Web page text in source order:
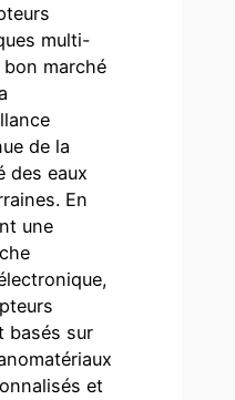
multi-
marché
de la
des eaux
En
une
basés sur
et